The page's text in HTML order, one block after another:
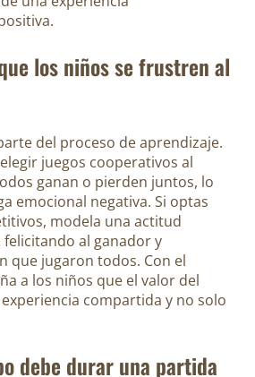
los niños se frustren al
del proceso de aprendizaje.
juegos cooperativos al
ganan o pierden juntos, lo
emocional negativa. Si optas
modela una actitud
al ganador y
que jugaron todos. Con el
a los niños que el valor del
compartida y no solo
debe durar una partida